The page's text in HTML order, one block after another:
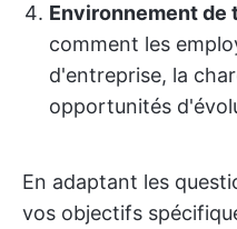
Environnement de
comment les
d'entreprise, la
opportunités
En adaptant les
vos objectifs